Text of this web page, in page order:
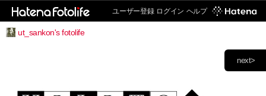
ユーザー登録 ログイン ヘルプ
ut_sankon's fotolife
next>